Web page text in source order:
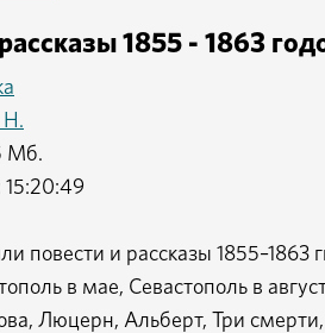
1855 - 1863
Н.
Мб.
15:20:49
повести и рассказы 1855–1863
в мае, Севастополь в
Люцерн, Альберт, Три